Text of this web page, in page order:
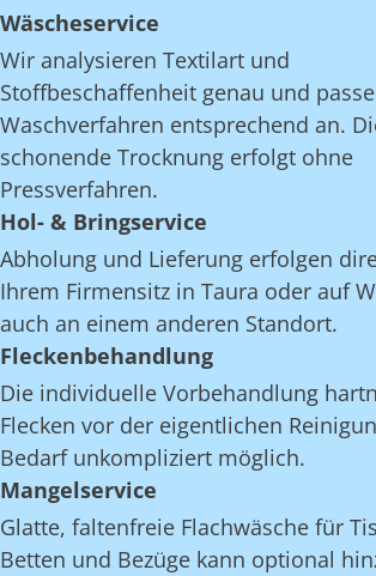
Wäscheservice
Wir analysieren Textilart und
Stoffbeschaffenheit genau und
Waschverfahren entsprechend an.
schonende Trocknung erfolgt ohne
Pressverfahren.
Hol- & Bringservice
Abholung und Lieferung erfolgen
Ihrem Firmensitz in Taura oder auf
auch an einem anderen Standort.
Fleckenbehandlung
Die individuelle Vorbehandlung
Flecken vor der eigentlichen
Bedarf unkompliziert möglich.
Mangelservice
Glatte, faltenfreie Flachwäsche für
Betten und Bezüge kann optional